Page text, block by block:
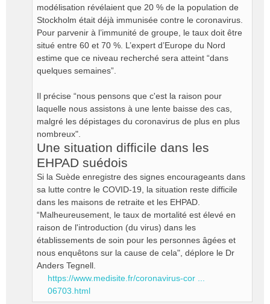
modélisation révélaient que 20 % de la population de
Stockholm était déjà immunisée contre le coronavirus.
Pour parvenir à l’immunité de groupe, le taux doit être
situé entre 60 et 70 %. L’expert d’Europe du Nord
estime que ce niveau recherché sera atteint “dans
quelques semaines”.
Il précise “nous pensons que c'est la raison pour
laquelle nous assistons à une lente baisse des cas,
malgré les dépistages du coronavirus de plus en plus
nombreux".
Une situation difficile dans les
EHPAD suédois
Si la Suède enregistre des signes encourageants dans
sa lutte contre le COVID-19, la situation reste difficile
dans les maisons de retraite et les EHPAD.
“Malheureusement, le taux de mortalité est élevé en
raison de l'introduction (du virus) dans les
établissements de soin pour les personnes âgées et
nous enquêtons sur la cause de cela", déplore le Dr
Anders Tegnell.
https://www.medisite.fr/coronavirus-cor ...
06703.html